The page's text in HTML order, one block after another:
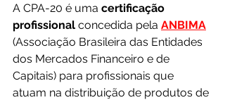
A CPA-20 é uma certificação
profissional concedida pela ANBIMA
(Associação Brasileira das Entidades
dos Mercados Financeiro e de
Capitais) para profissionais que
atuam na distribuição de produtos de